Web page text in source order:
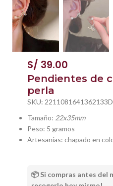
S/ 39.00
Pendientes de
perla
SKU:
Tamaño: 22x35mm
Peso: 5 gramos
Artesanías: chapado en
📦 Si compras antes del